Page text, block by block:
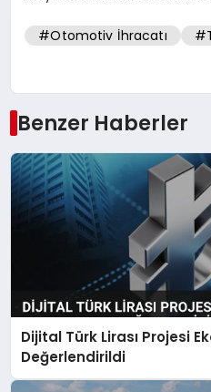
#Otomotiv İhracatı
Benzer Haberler
Dijital Türk Lirası Projesi
Değerlendirildi